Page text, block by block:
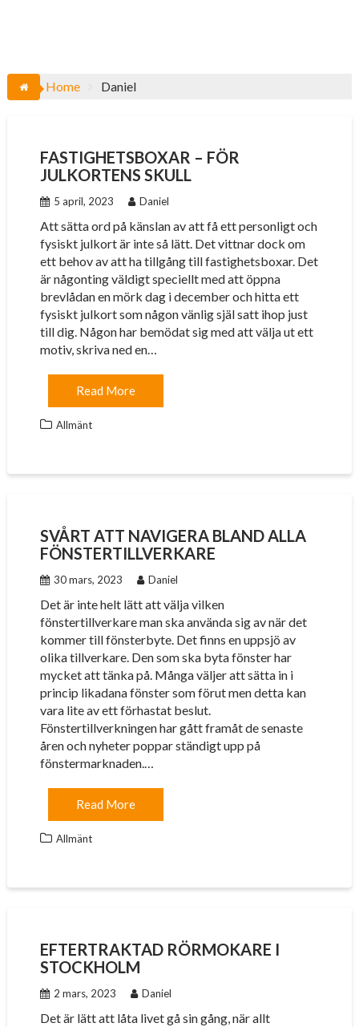
Home Daniel
FASTIGHETSBOXAR – FÖR
JULKORTENS SKULL
5 april, 2023 Daniel
Att sätta ord på känslan av att få ett personligt och
fysiskt julkort är inte så lätt. Det vittnar dock om
ett behov av att ha tillgång till fastighetsboxar. Det
är någonting väldigt speciellt med att öppna
brevlådan en mörk dag i december och hitta ett
fysiskt julkort som någon vänlig själ satt ihop just
till dig. Någon har bemödat sig med att välja ut ett
motiv, skriva ned en…
Read More
Allmänt
SVÅRT ATT NAVIGERA BLAND ALLA
FÖNSTERTILLVERKARE
30 mars, 2023 Daniel
Det är inte helt lätt att välja vilken
fönstertillverkare man ska använda sig av när det
kommer till fönsterbyte. Det finns en uppsjö av
olika tillverkare. Den som ska byta fönster har
mycket att tänka på. Många väljer att sätta in i
princip likadana fönster som förut men detta kan
vara lite av ett förhastat beslut.
Fönstertillverkningen har gått framåt de senaste
åren och nyheter poppar ständigt upp på
fönstermarknaden.…
Read More
Allmänt
EFTERTRAKTAD RÖRMOKARE I
STOCKHOLM
2 mars, 2023 Daniel
Det är lätt att låta livet gå sin gång, när allt